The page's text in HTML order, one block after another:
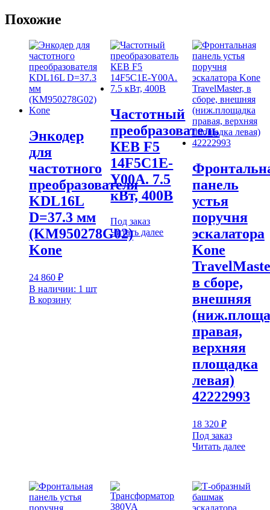
Похожие
Энкодер
для
частотного
преобразователя
KDL16L
D=37.3 мм
(KM950278G02)
Kone
24 860 ₽
В наличии: 1 шт
В корзину
Частотный
преобразователь
КЕВ F5
14F5C1E-
Y00A. 7.5
кВт, 400В
Под заказ
Читать далее
панель
устья
поручня
эскалатора
Kone
в сборе,
внешняя
правая,
верхняя
площадка
левая)
42222993
18 320 ₽
Под заказ
Читать далее